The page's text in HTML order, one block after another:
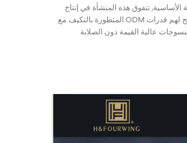
تتفوق هذه المنشأة في إنتاج
الفساتين الفاخرة, البلوزات, والتنانير المصممة خصيصًا والتي تتطلب حرفية معقدة وجودة مواد فائقة. تسمح لهم قدرات ODM المتطورة بالتكيف مع
عالية القيمة دون الصلابة